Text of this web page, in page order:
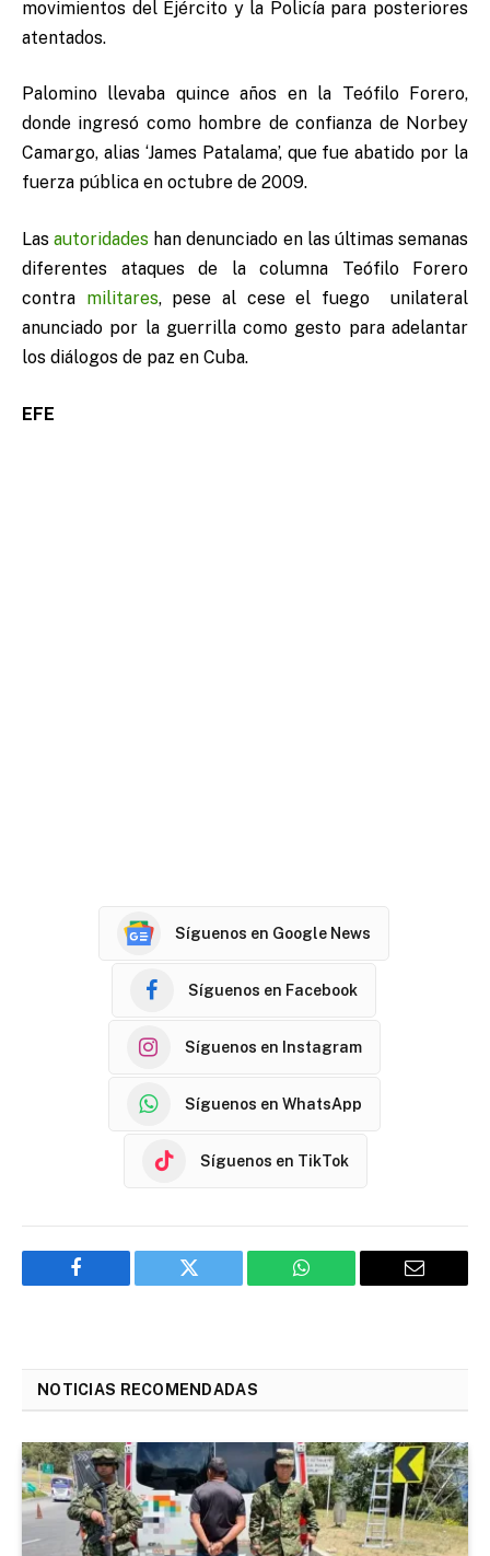
movimientos del Ejército y la Policía para posteriores
atentados.
Palomino llevaba quince años en la Teófilo Forero,
donde ingresó como hombre de confianza de Norbey
Camargo, alias ‘James Patalama’, que fue abatido por la
fuerza pública en octubre de 2009.
Lasautoridades han denunciado en las últimas semanas
diferentes ataques de la columna Teófilo Forero
contra militares, pese al cese el fuego unilateral
anunciado por la guerrilla como gesto para adelantar
los diálogos de paz en Cuba.
EFE
Síguenos en Google News
Síguenos en Facebook
Síguenos en Instagram
Síguenos en WhatsApp
Síguenos en TikTok
Facebook Twitter WhatsApp Email
NOTICIAS RECOMENDADAS